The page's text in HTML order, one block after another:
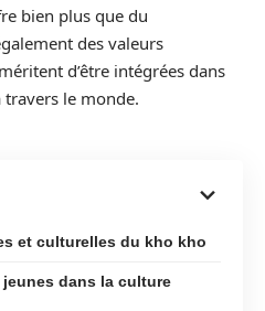
bien plus que du
des valeurs
d’être intégrées dans
le monde.
et culturelles du kho kho
jeunes dans la culture